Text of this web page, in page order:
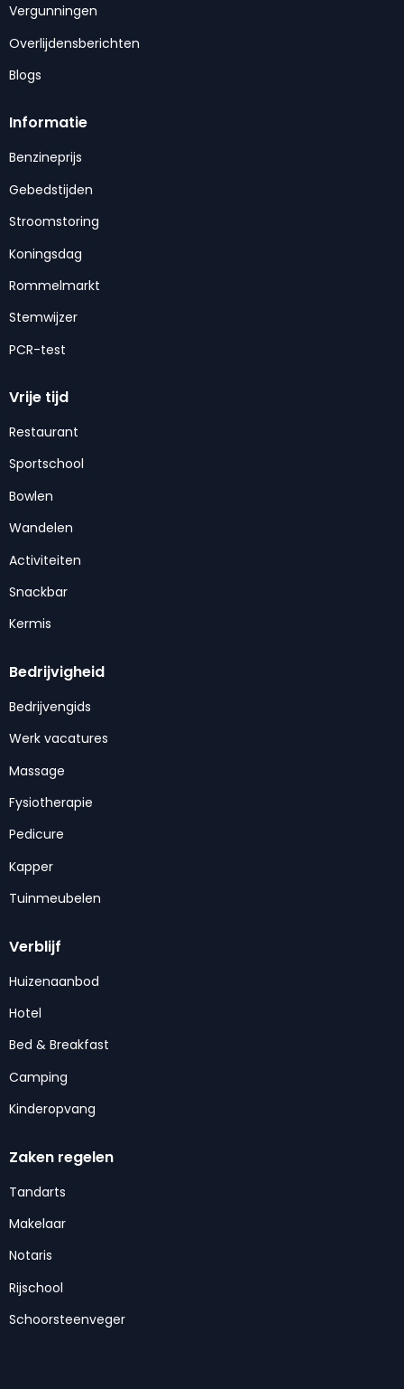
Vergunningen
Overlijdensberichten
Blogs
Informatie
Benzineprijs
Gebedstijden
Stroomstoring
Koningsdag
Rommelmarkt
Stemwijzer
PCR-test
Vrije tijd
Restaurant
Sportschool
Bowlen
Wandelen
Activiteiten
Snackbar
Kermis
Bedrijvigheid
Bedrijvengids
Werk vacatures
Massage
Fysiotherapie
Pedicure
Kapper
Tuinmeubelen
Verblijf
Huizenaanbod
Hotel
Bed & Breakfast
Camping
Kinderopvang
Zaken regelen
Tandarts
Makelaar
Notaris
Rijschool
Schoorsteenveger